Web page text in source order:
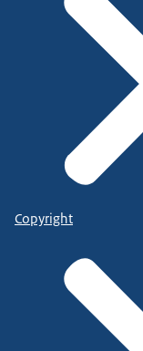
Copyright